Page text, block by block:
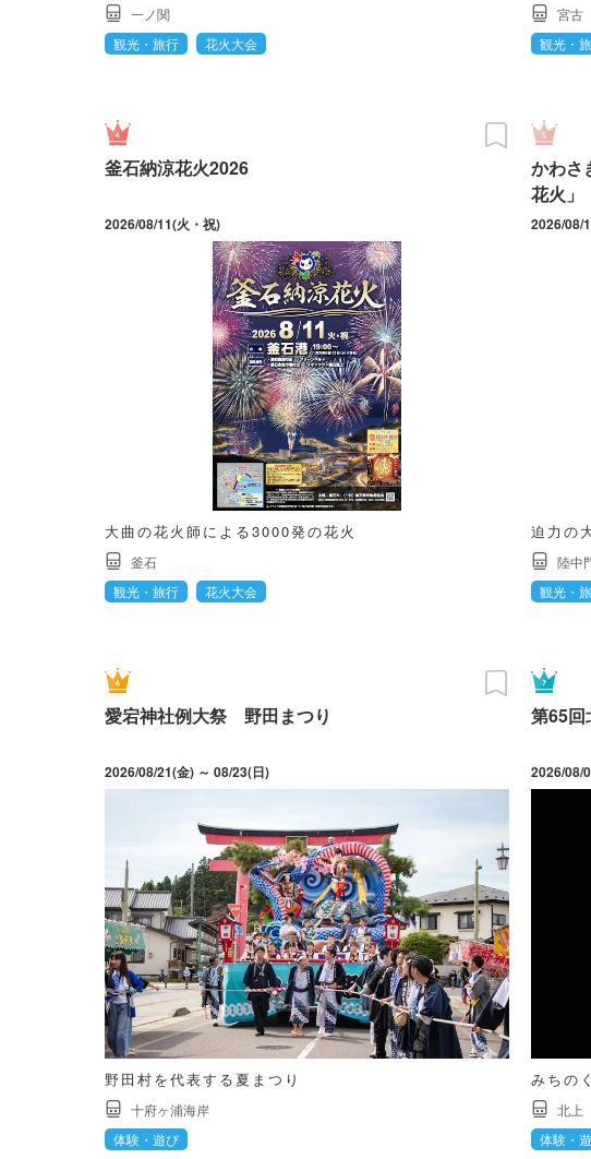
一ノ関
観光・旅行
花火大会
宮古
観光・
釜石納涼花火2026
2026/08/11(火・祝)
大曲の花火師による3000発の花火
釜石
観光・旅行
花火大会
かわさ
花火」
2026/08/
迫力の
陸中
観光・
愛宕神社例大祭 野田まつり
2026/08/21(金) ～ 08/23(日)
野田村を代表する夏まつり
十府ヶ浦海岸
体験・遊び
第65回
2026/08/
みちの
北上
体験・